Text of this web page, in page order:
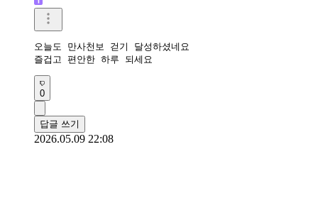
오늘도 만사천보 걷기 달성하셨네요
즐겁고 편안한 하루 되세요
0
답글 쓰기
2026.05.09 22:08